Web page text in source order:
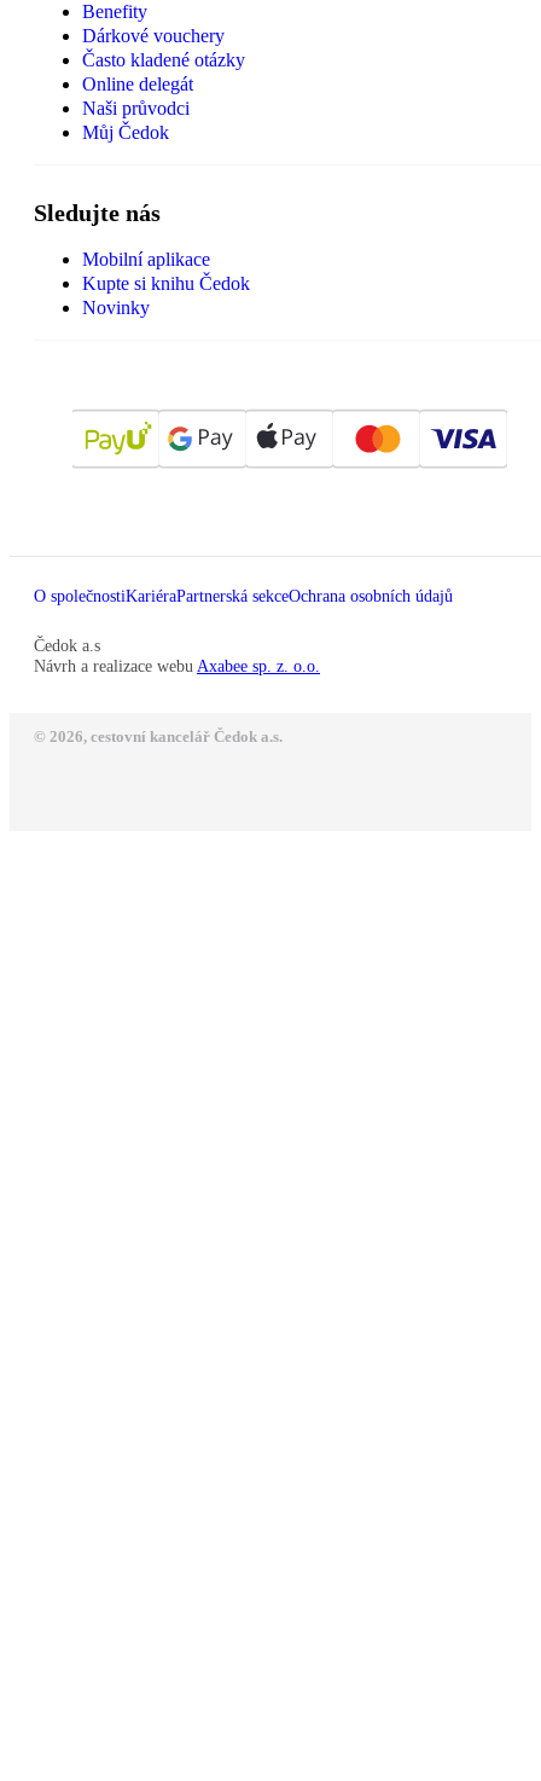
Benefity
Dárkové vouchery
Často kladené otázky
Online delegát
Naši průvodci
Můj Čedok
Sledujte nás
Mobilní aplikace
Kupte si knihu Čedok
Novinky
O společnostiKariéraPartnerská sekceOchrana osobních údajů
Čedok a.s
Návrh a realizace webu Axabee sp. z. o.o.
© 2026, cestovní kancelář Čedok a.s.